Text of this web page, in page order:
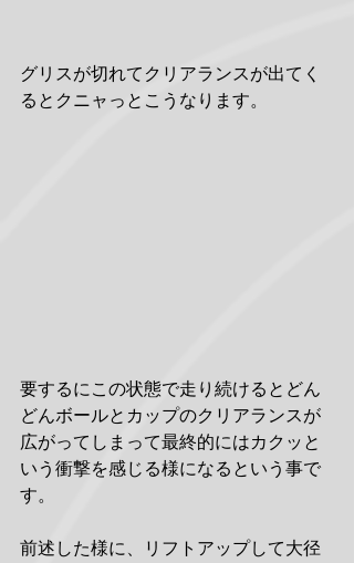
グリスが切れてクリアランスが出てく
るとクニャっとこうなります。
要するにこの状態で走り続けるとどん
どんボールとカップのクリアランスが
広がってしまって最終的にはカクッと
いう衝撃を感じる様になるという事で
す。
前述した様に、リフトアップして大径